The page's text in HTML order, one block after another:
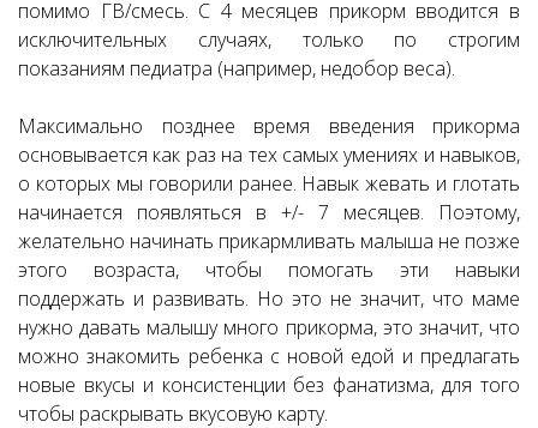
помимо ГВ/смесь. С 4 месяцев прикорм вводится в
исключительных случаях, только по строгим
показаниям педиатра (например, недобор веса).
Максимально позднее время введения прикорма
основывается как раз на тех самых умениях и навыков,
о которых мы говорили ранее. Навык жевать и глотать
начинается появляться в +/- 7 месяцев. Поэтому,
желательно начинать прикармливать малыша не позже
этого возраста, чтобы помогать эти навыки
поддержать и развивать. Но это не значит, что маме
нужно давать малышу много прикорма, это значит, что
можно знакомить ребенка с новой едой и предлагать
новые вкусы и консистенции без фанатизма, для того
чтобы раскрывать вкусовую карту.